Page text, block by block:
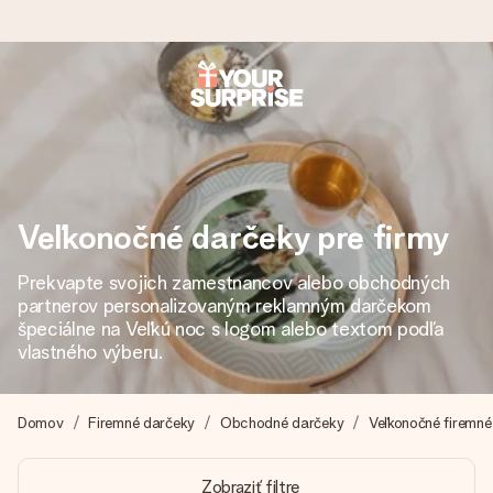
Objednaj dnes, odošleme do 1 prac. dňa
Váš darček starostlivo vyrobíme a bleskovo odošleme –
aby ste ho mohli darovať presne v ten správny okamih, keď
na tom najviac záleží.
4,7 (na základe +15 000 recenzií)
Naše darčeky inšpirujú. Zákazníci nás na Google Reviews
hodnotia známkou 4,7.
Vytvorte niečo výnimočné v pár jednoduchých krokoch – s
Veľkonočné darčeky pre firmy
Prekvapte svojich zamestnancov alebo obchodných
partnerov personalizovaným reklamným darčekom
špeciálne na Veľkú noc s logom alebo textom podľa
vlastného výberu.
Domov Firemné darčeky Obchodné darčeky Veľkonočné
Zobraziť filtre